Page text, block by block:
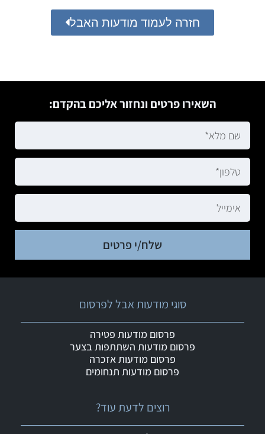
חזרה לעמוד מודעות האבל
השאירו פרטים ונחזור אליכם בהקדם:
שלח/י פרטים
רוצים לדעת עוד?
סוגי מודעות אבל לפרסום
פרסום מודעות פטירה
פרסום מודעות השתתפות בצער
פרסום מודעות אזכרה
פרסום מודעות תנחומים